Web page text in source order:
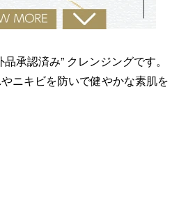
承認済み” クレンジングです。
ニキビを防いで健やかな素肌を